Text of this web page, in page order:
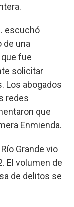
escuchó
de una
fue
solicitar
Los abogados
redes
que
Enmienda.
Grande vio
El volumen de
de delitos se